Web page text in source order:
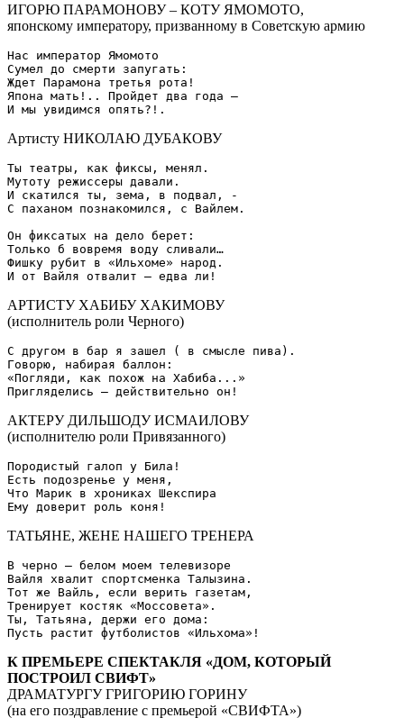
ИГОРЮ ПАРАМОНОВУ – КОТУ ЯМОМОТО,
японскому императору, призванному в Советскую армию
Нас император Ямомото
Сумел до смерти запугать:
Ждет Парамона третья рота!
Япона мать!.. Пройдет два года –
Артисту НИКОЛАЮ ДУБАКОВУ
Ты театры, как фиксы, менял.
Мутоту режиссеры давали.
И скатился ты, зема, в подвал, -
С паханом познакомился, с Вайлем.
Он фиксатых на дело берет:
Только б вовремя воду сливали…
Фишку рубит в «Ильхоме» народ.
АРТИСТУ ХАБИБУ ХАКИМОВУ
(исполнитель роли Черного)
С другом в бар я зашел ( в смысле пива).
Говорю, набирая баллон:
«Погляди, как похож на Хабиба...»
АКТЕРУ ДИЛЬШОДУ ИСМАИЛОВУ
(исполнителю роли Привязанного)
Породистый галоп у Била!
Есть подозренье у меня,
Что Марик в хрониках Шекспира
ТАТЬЯНЕ, ЖЕНЕ НАШЕГО ТРЕНЕРА
В черно – белом моем телевизоре
Вайля хвалит спортсменка Талызина.
Тот же Вайль, если верить газетам,
Тренирует костяк «Моссовета».
Ты, Татьяна, держи его дома:
К ПРЕМЬЕРЕ СПЕКТАКЛЯ «ДОМ, КОТОРЫЙ
ПОСТРОИЛ СВИФТ»
ДРАМАТУРГУ ГРИГОРИЮ ГОРИНУ
(на его поздравление с премьерой «СВИФТА»)